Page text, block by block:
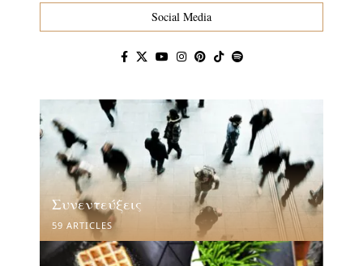
Social Media
Συνεντεύξεις
59 ARTICLES